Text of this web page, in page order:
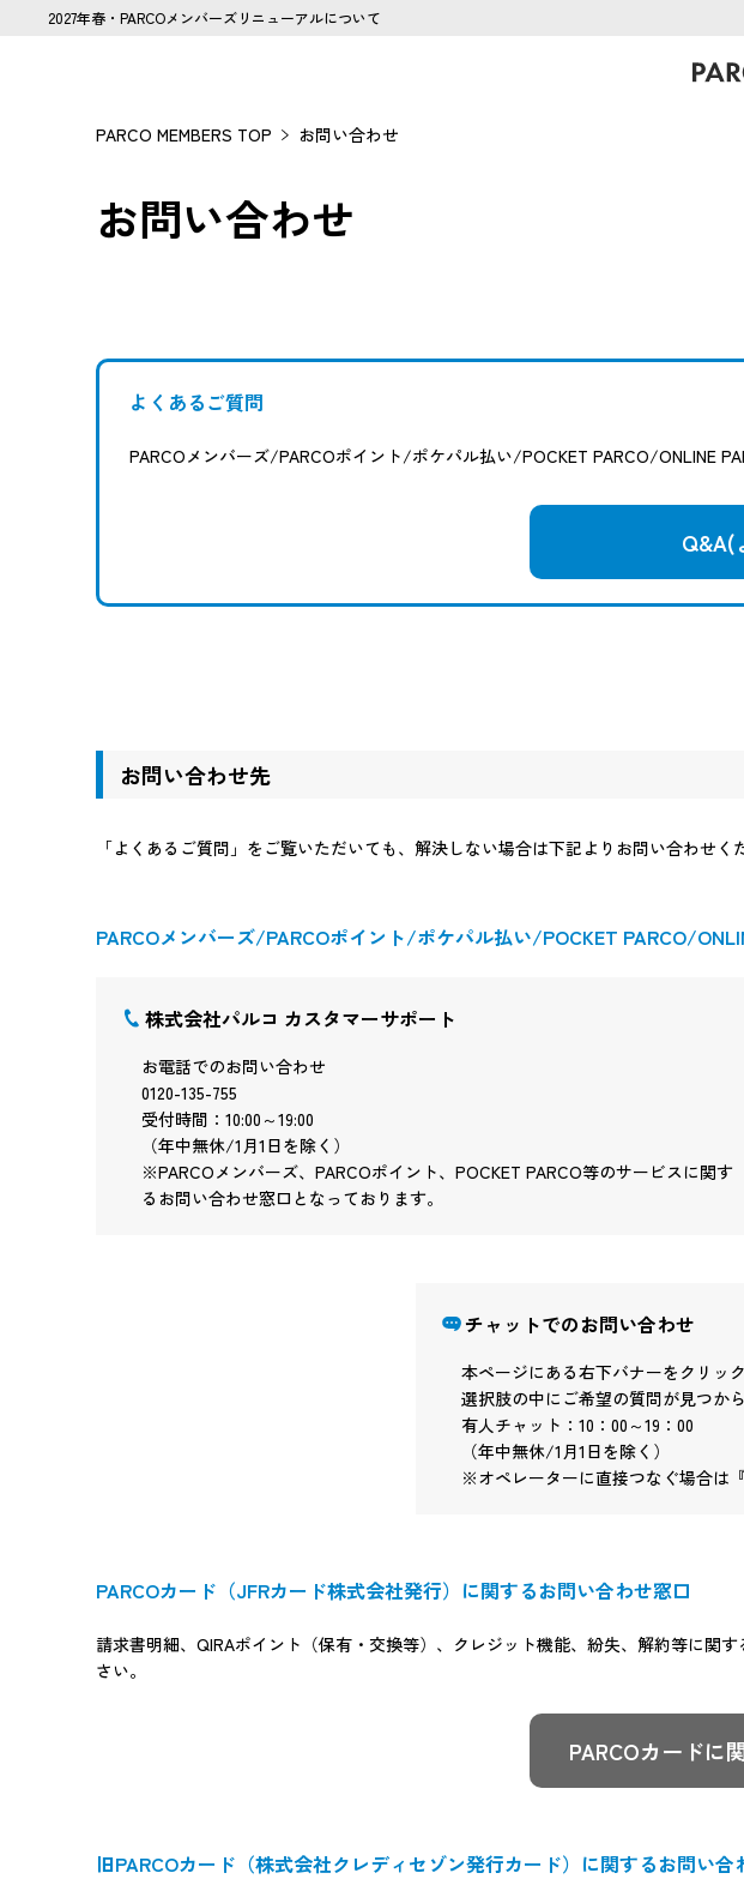
2027年春・PARCOメンバーズリニューアルについて
PARCO MEMBERS TOP お問い合わせ
お問い合わせ
よくあるご質問
PARCOメンバーズ/PARCOポイント/ポケパル払い/POCKET PARCO/ONLINE
Q&A(
お問い合わせ先
「よくあるご質問」をご覧いただいても、解決しない場合は下記よりお問い合わせく
PARCOメンバーズ/PARCOポイント/ポケパル払い/POCKET PARCO/
株式会社パルコ カスタマーサポート
お電話でのお問い合わせ
0120-135-755
受付時間：10:00～19:00
（年中無休/1月1日を除く）
※PARCOメンバーズ、PARCOポイント、POCKET PARCO等のサービスに関す
るお問い合わせ窓口となっております。
チャットでのお問い合わせ
本ページにある右下バナーをクリッ
選択肢の中にご希望の質問が見つか
有人チャット：10：00～19：00
（年中無休/1月1日を除く）
※オペレーターに直接つなぐ場合は
PARCOカード（JFRカード株式会社発行）に関するお問い合わせ窓口
請求書明細、QIRAポイント（保有・交換等）、クレジット機能、紛失、解約等に関
さい。
PARCOカードに
旧PARCOカード（株式会社クレディセゾン発行カード）に関するお問い合